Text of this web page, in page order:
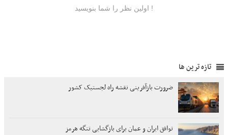
تازه ترین ها
ضرورت بازآفرینی نقشه راه لجستیک کشور
توافق ایران و عمان برای بازگشایی تنگه هرمز